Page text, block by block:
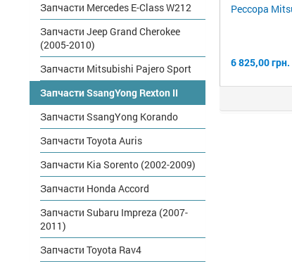
Рессора
6 825,00 грн.
Запчасти Mercedes E-Class W212
Запчасти Jeep Grand Cherokee
(2005-2010)
Запчасти Mitsubishi Pajero Sport
Запчасти SsangYong Rexton II
Запчасти SsangYong Korando
Запчасти Toyota Auris
Запчасти Kia Sorento (2002-2009)
Запчасти Honda Accord
Запчасти Subaru Impreza (2007-
2011)
Запчасти Toyota Rav4